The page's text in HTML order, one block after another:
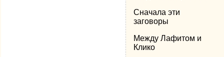
Сначала эти
заговоры
Между Лафитом и
Клико